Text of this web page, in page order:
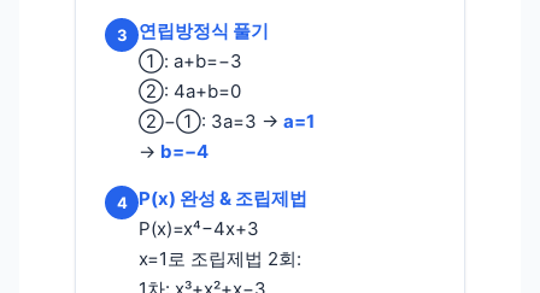
3
연립방정식 풀기
①: a+b=−3
②: 4a+b=0
②−①: 3a=3 → a=1
→ b=−4
4
P(x) 완성 & 조립제법
P(x)=x⁴−4x+3
x=1로 조립제법 2회: